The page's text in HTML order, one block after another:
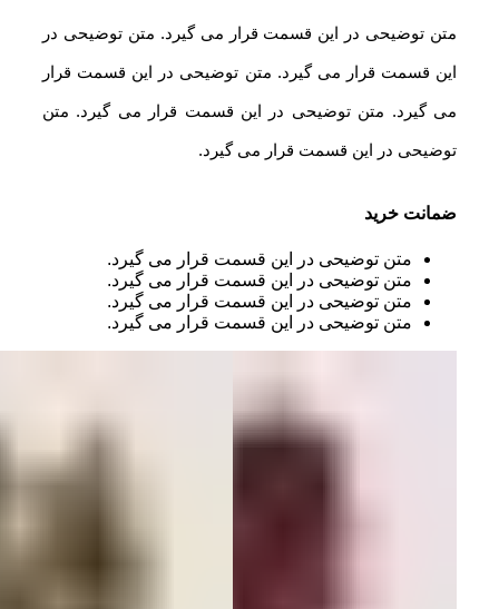
متن توضیحی در این قسمت قرار می گیرد. متن توضیحی در
این قسمت قرار می گیرد. متن توضیحی در این قسمت قرار
می گیرد. متن توضیحی در این قسمت قرار می گیرد. متن
توضیحی در این قسمت قرار می گیرد.
ضمانت خرید
متن توضیحی در این قسمت قرار می گیرد.
متن توضیحی در این قسمت قرار می گیرد.
متن توضیحی در این قسمت قرار می گیرد.
متن توضیحی در این قسمت قرار می گیرد.